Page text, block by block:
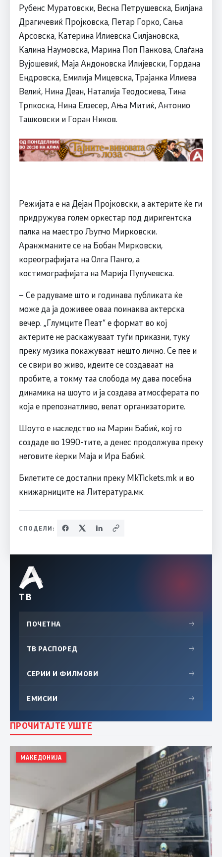
Рубенс Муратовски, Весна Петрушевска, Билјана
Драгичевиќ Пројковска, Петар Горко, Сања
Арсовска, Катерина Илиевска Силјановска,
Калина Наумовска, Марина Поп Панкова, Слаѓана
Вујошевиќ, Маја Андоновска Илијевски, Гордана
Ендровска, Емилија Мицевска, Трајанка Илиева
Велиќ, Нина Деан, Наталија Теодосиева, Тина
Трпкоска, Нина Елзесер, Ања Митиќ, Антонио
Ташковски и Горан Ников.
Режијата е на Дејан Пројковски, а актерите ќе ги
придружува голем оркестар под диригентска
палка на маестро Љупчо Мирковски.
Аранжманите се на Бобан Мирковски,
кореографијата на Олга Панго, а
костимографијата на Марија Пупучевска.
– Се радуваме што и годинава публиката ќе
може да ја доживее оваа поинаква актерска
вечер. „Глумците Пеат“ е формат во кој
актерите не раскажуваат туѓи приказни, туку
преку музика покажуваат нешто лично. Се пее и
се свири во живо, идеите се создаваат на
пробите, а токму таа слобода му дава посебна
динамика на шоуто и ја создава атмосферата по
која е препознатливо, велат организаторите.
Шоуто е наследство на Марин Бабиќ, кој го
создаде во 1990-тите, а денес продолжува преку
неговите ќерки Маја и Ира Бабиќ.
Билетите се достапни преку MkTickets.mk и во
книжарниците на Литература.мк.
СПОДЕЛИ:
ТВ
ПОЧЕТНА →
ТВ РАСПОРЕД →
СЕРИИ И ФИЛМОВИ →
ЕМИСИИ →
ПРОЧИТАЈТЕ УШТЕ
МАКЕДОНИЈА